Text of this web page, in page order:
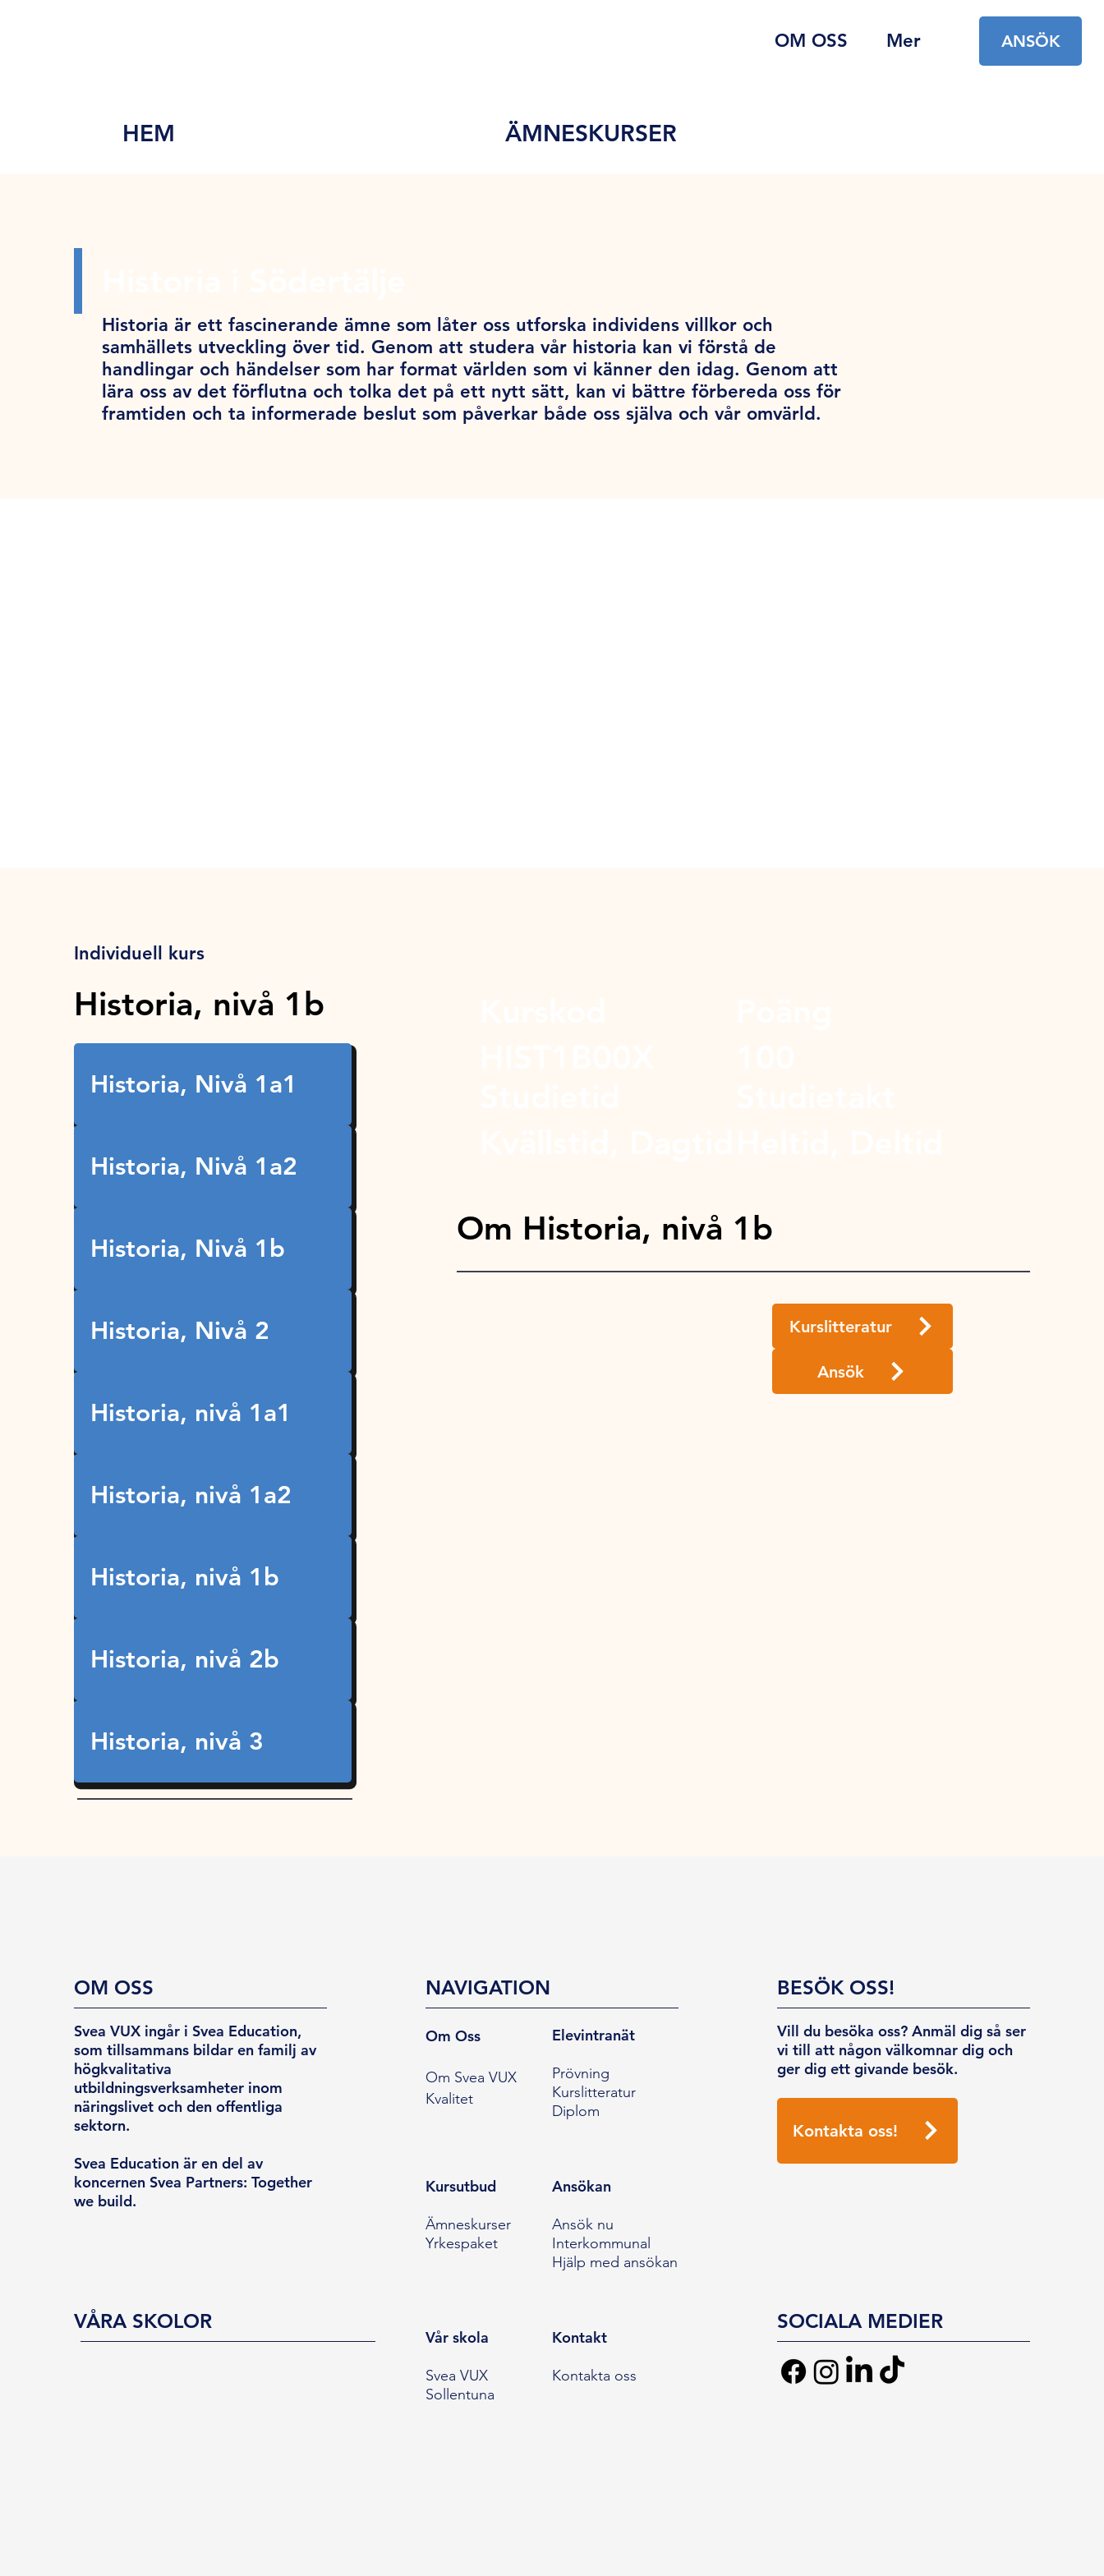
OM OSS Mer ANSÖK
HEM ÄMNESKURSER
Historia är ett fascinerande ämne som låter oss utforska individens villkor och
samhällets utveckling över tid. Genom att studera vår historia kan vi förstå de
handlingar och händelser som har format världen som vi känner den idag. Genom att
lära oss av det förflutna och tolka det på ett nytt sätt, kan vi bättre förbereda oss för
framtiden och ta informerade beslut som påverkar både oss själva och vår omvärld.
Individuell kurs
Historia, nivå 1b
Historia, Nivå 1a1
Historia, Nivå 1a2
Historia, Nivå 1b
Historia, Nivå 2
Historia, nivå 1a1
Historia, nivå 1a2
Historia, nivå 1b
Historia, nivå 2b
Historia, nivå 3
Om Historia, nivå 1b
Kurslitteratur
Ansök
OM OSS
Svea VUX ingår i Svea Education,
som tillsammans bildar en familj av
högkvalitativa
utbildningsverksamheter inom
näringslivet och den offentliga
sektorn.
Svea Education är en del av
koncernen Svea Partners: Together
we build.
VÅRA SKOLOR
NAVIGATION
Om Oss
Om Svea VUX
Kvalitet
Elevintranät
Prövning
Kurslitteratur
Diplom
Kursutbud
Ämneskurser
Yrkespaket
Ansökan
Ansök nu
Interkommunal
Hjälp med ansökan
Vår skola
Svea VUX
Sollentuna
Kontakt
Kontakta oss
BESÖK OSS!
Vill du besöka oss? Anmäl dig så ser
vi till att någon välkomnar dig och
ger dig ett givande besök.
Kontakta oss!
SOCIALA MEDIER